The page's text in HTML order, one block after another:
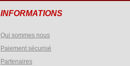
INFORMATIONS
Qui sommes nous
Paiement sécurisé
Partenaires